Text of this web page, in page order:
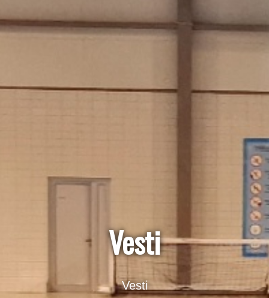
Vesti
Vesti